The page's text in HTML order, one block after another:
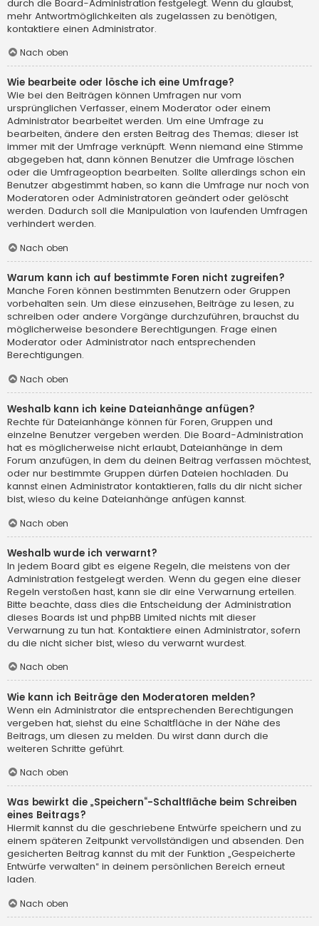
durch die Board-Administration festgelegt. Wenn du glaubst,
mehr Antwortmöglichkeiten als zugelassen zu benötigen,
kontaktiere einen Administrator.
Nach oben
Wie bearbeite oder lösche ich eine Umfrage?
Wie bei den Beiträgen können Umfragen nur vom
ursprünglichen Verfasser, einem Moderator oder einem
Administrator bearbeitet werden. Um eine Umfrage zu
bearbeiten, ändere den ersten Beitrag des Themas; dieser ist
immer mit der Umfrage verknüpft. Wenn niemand eine Stimme
abgegeben hat, dann können Benutzer die Umfrage löschen
oder die Umfrageoption bearbeiten. Sollte allerdings schon ein
Benutzer abgestimmt haben, so kann die Umfrage nur noch von
Moderatoren oder Administratoren geändert oder gelöscht
werden. Dadurch soll die Manipulation von laufenden Umfragen
verhindert werden.
Nach oben
Warum kann ich auf bestimmte Foren nicht zugreifen?
Manche Foren können bestimmten Benutzern oder Gruppen
vorbehalten sein. Um diese einzusehen, Beiträge zu lesen, zu
schreiben oder andere Vorgänge durchzuführen, brauchst du
möglicherweise besondere Berechtigungen. Frage einen
Moderator oder Administrator nach entsprechenden
Berechtigungen.
Nach oben
Weshalb kann ich keine Dateianhänge anfügen?
Rechte für Dateianhänge können für Foren, Gruppen und
einzelne Benutzer vergeben werden. Die Board-Administration
hat es möglicherweise nicht erlaubt, Dateianhänge in dem
Forum anzufügen, in dem du deinen Beitrag verfassen möchtest,
oder nur bestimmte Gruppen dürfen Dateien hochladen. Du
kannst einen Administrator kontaktieren, falls du dir nicht sicher
bist, wieso du keine Dateianhänge anfügen kannst.
Nach oben
Weshalb wurde ich verwarnt?
In jedem Board gibt es eigene Regeln, die meistens von der
Administration festgelegt werden. Wenn du gegen eine dieser
Regeln verstoßen hast, kann sie dir eine Verwarnung erteilen.
Bitte beachte, dass dies die Entscheidung der Administration
dieses Boards ist und phpBB Limited nichts mit dieser
Verwarnung zu tun hat. Kontaktiere einen Administrator, sofern
du die nicht sicher bist, wieso du verwarnt wurdest.
Nach oben
Wie kann ich Beiträge den Moderatoren melden?
Wenn ein Administrator die entsprechenden Berechtigungen
vergeben hat, siehst du eine Schaltfläche in der Nähe des
Beitrags, um diesen zu melden. Du wirst dann durch die
weiteren Schritte geführt.
Nach oben
Was bewirkt die „Speichern“-Schaltfläche beim Schreiben
eines Beitrags?
Hiermit kannst du die geschriebene Entwürfe speichern und zu
einem späteren Zeitpunkt vervollständigen und absenden. Den
gesicherten Beitrag kannst du mit der Funktion „Gespeicherte
Entwürfe verwalten“ in deinem persönlichen Bereich erneut
laden.
Nach oben